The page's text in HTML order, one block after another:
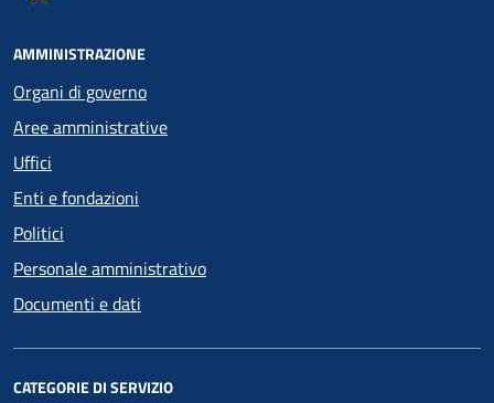
AMMINISTRAZIONE
Organi di governo
Aree amministrative
Uffici
Enti e fondazioni
Politici
Personale amministrativo
Documenti e dati
CATEGORIE DI SERVIZIO